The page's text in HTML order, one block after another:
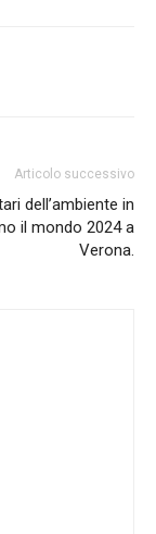
Articolo successivo
dell’ambiente in
il mondo 2024 a
Verona.